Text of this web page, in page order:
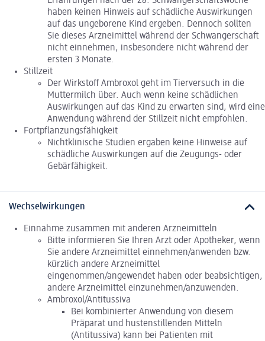
haben keinen Hinweis auf schädliche Auswirkungen
auf das ungeborene Kind ergeben. Dennoch sollten
Sie dieses Arzneimittel während der Schwangerschaft
nicht einnehmen, insbesondere nicht während der
ersten 3 Monate.
Stillzeit
Der Wirkstoff Ambroxol geht im Tierversuch in die
Muttermilch über. Auch wenn keine schädlichen
Auswirkungen auf das Kind zu erwarten sind, wird eine
Anwendung während der Stillzeit nicht empfohlen.
Fortpflanzungsfähigkeit
Nichtklinische Studien ergaben keine Hinweise auf
schädliche Auswirkungen auf die Zeugungs- oder
Gebärfähigkeit.
Wechselwirkungen
Einnahme zusammen mit anderen Arzneimitteln
Bitte informieren Sie Ihren Arzt oder Apotheker, wenn
Sie andere Arzneimittel einnehmen/anwenden bzw.
kürzlich andere Arzneimittel
eingenommen/angewendet haben oder beabsichtigen,
andere Arzneimittel einzunehmen/anzuwenden.
Ambroxol/Antitussiva
Bei kombinierter Anwendung von diesem
Präparat und hustenstillenden Mitteln
(Antitussiva) kann bei Patienten mit